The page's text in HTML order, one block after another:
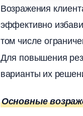
озражения
эффективно
том числе
Для повышения
арианты их
Основные